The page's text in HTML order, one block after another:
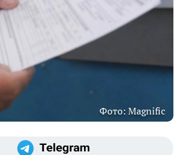
Фото: Magnific